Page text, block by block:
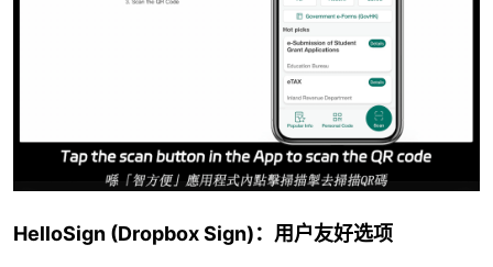
HelloSign (Dropbox Sign)：用户友好选项